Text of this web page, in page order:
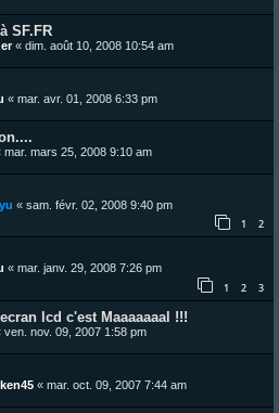
SF.FR
« dim. août 10, 2008 10:54 am
« mar. avr. 01, 2008 6:33 pm
mar. mars 25, 2008 9:10 am
« sam. févr. 02, 2008 9:40 pm
1 2
« mar. janv. 29, 2008 7:26 pm
1 2 3
lcd c'est Maaaaaaal !!!
ven. nov. 09, 2007 1:58 pm
« mar. oct. 09, 2007 7:44 am